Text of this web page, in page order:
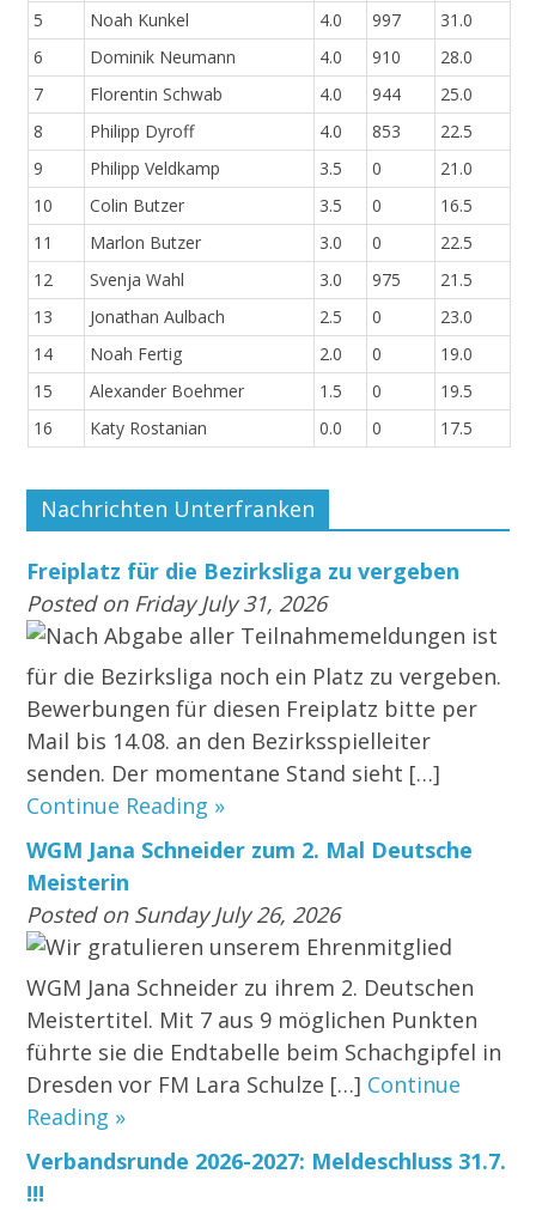
5
Noah Kunkel 4.0 997
31.0
6
Dominik Neumann 4.0 910
28.0
7
Florentin Schwab 4.0 944
25.0
8
Philipp Dyroff 4.0 853
22.5
9
Philipp Veldkamp 3.5 0
21.0
10
Colin Butzer 3.5 0
16.5
11
Marlon Butzer 3.0 0
22.5
12
Svenja Wahl 3.0 975
21.5
13
Jonathan Aulbach 2.5 0
23.0
14
Noah Fertig 2.0 0
19.0
15
Alexander Boehmer 1.5 0
19.5
16
Katy Rostanian 0.0 0 17.5
Nachrichten Unterfranken
Freiplatz für die Bezirksliga zu vergeben
Posted on Friday July 31, 2026
Nach Abgabe aller Teilnahmemeldungen ist
für die Bezirksliga noch ein Platz zu vergeben.
Bewerbungen für diesen Freiplatz bitte per
Mail bis 14.08. an den Bezirksspielleiter
senden. Der momentane Stand sieht […]
Continue Reading »
WGM Jana Schneider zum 2. Mal Deutsche
Meisterin
Posted on Sunday July 26, 2026
Wir gratulieren unserem Ehrenmitglied
WGM Jana Schneider zu ihrem 2. Deutschen
Meistertitel. Mit 7 aus 9 möglichen Punkten
führte sie die Endtabelle beim Schachgipfel in
Dresden vor FM Lara Schulze […] Continue
Reading »
Verbandsrunde 2026-2027: Meldeschluss 31.7.
!!!